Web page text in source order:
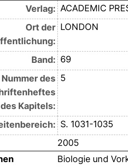
Verlag: ACADEMIC
Ort der LONDON
Band: 69
Nummer des
Kapitels:
5
S. 1031-1035
2005
Biologie und